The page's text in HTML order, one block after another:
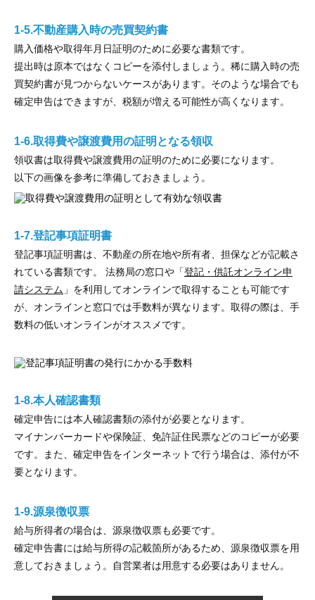
1-5.不動産購入時の売買契約書
購入価格や取得年月日証明のために必要な書類です。
提出時は原本ではなくコピーを添付しましょう。稀に購入時の売
買契約書が見つからないケースがあります。そのような場合でも
確定申告はできますが、税額が増える可能性が高くなります。
1-6.取得費や譲渡費用の証明となる領収
領収書は取得費や譲渡費用の証明のために必要になります。
以下の画像を参考に準備しておきましょう。
1-7.登記事項証明書
登記事項証明書は、不動産の所在地や所有者、担保などが記載さ
れている書類です。 法務局の窓口や「登記・供託オンライン申
請システム 」を利用してオンラインで取得することも可能です
が、オンラインと窓口では手数料が異なります。取得の際は、手
数料の低いオンラインがオススメです。
1-8.本人確認書類
確定申告には本人確認書類の添付が必要となります。
マイナンバーカードや保険証、免許証住民票などのコピーが必要
です。また、確定申告をインターネットで行う場合は、添付が不
要となります。
1-9.源泉徴収票
給与所得者の場合は、源泉徴収票も必要です。
確定申告書には給与所得の記載箇所があるため、源泉徴収票を用
意しておきましょう。自営業者は用意する必要はありません。